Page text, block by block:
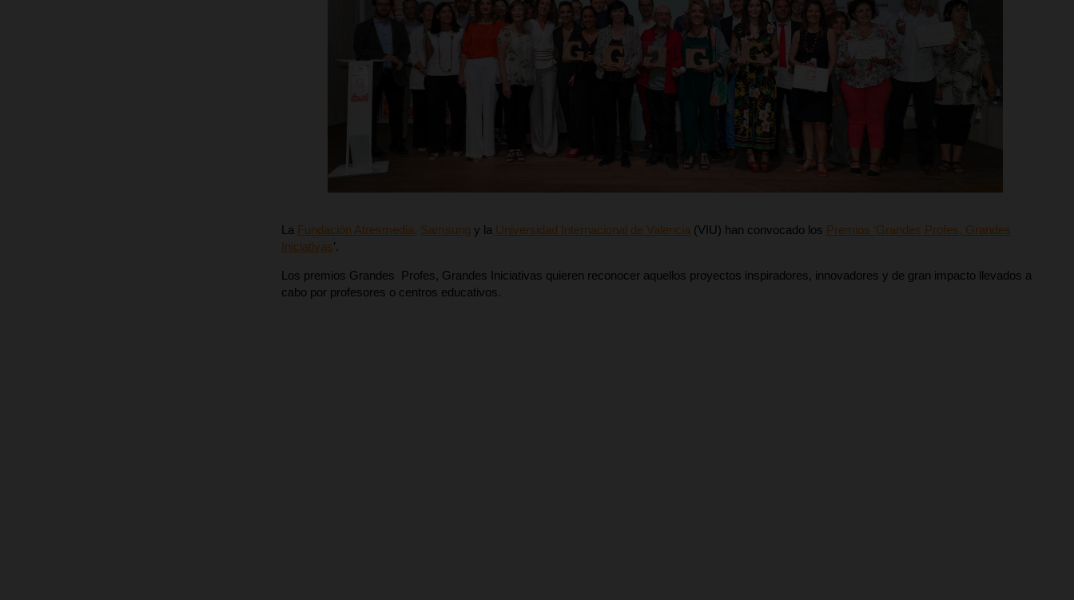
La Fundación Atresmedia, Samsung y la Universidad Internacional de Valencia (VIU) han convocado los Premios ‘Grandes Profes, Grandes
Iniciativas’.
Los premios Grandes Profes, Grandes Iniciativas quieren reconocer aquellos proyectos inspiradores, innovadores y de gran impacto llevados a
cabo por profesores o centros educativos.